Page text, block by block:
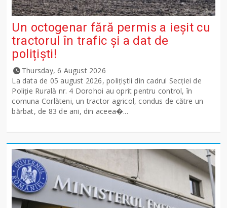
Un octogenar fără permis a ieșit cu
tractorul în trafic și a dat de
polițiști!
Thursday, 6 August 2026
La data de 05 august 2026, polițiștii din cadrul Secției de
Poliție Rurală nr. 4 Dorohoi au oprit pentru control, în
comuna Corlăteni, un tractor agricol, condus de către un
bărbat, de 83 de ani, din aceea�...